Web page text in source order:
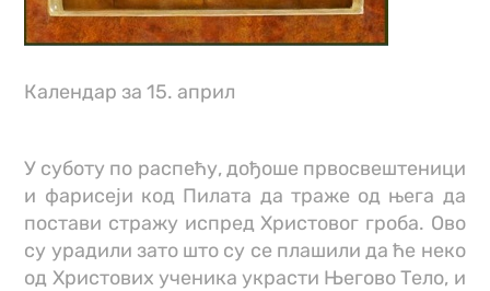
Календар за 15. април
У суботу по распећу, дођоше првосвештеници
и фарисеји код Пилата да траже од њега да
постави стражу испред Христовог гроба. Ово
су урадили зато што су се плашили да ће неко
од Христових ученика украсти Његово Тело, и